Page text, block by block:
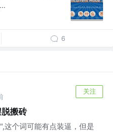
6
关注
搬砖
这个词可能有点装逼，但是